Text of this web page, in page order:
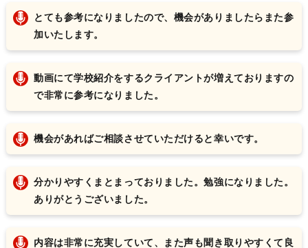
とても参考になりましたので、機会がありましたらまた参
加いたします。
動画にて学校紹介をするクライアントが増えておりますの
で非常に参考になりました。
機会があればご相談させていただけると幸いです。
分かりやすくまとまっておりました。勉強になりました。
ありがとうございました。
内容は非常に充実していて、また声も聞き取りやすくて良